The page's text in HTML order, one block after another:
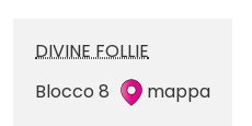
DIVINE FOLLIE
Blocco 8
mappa